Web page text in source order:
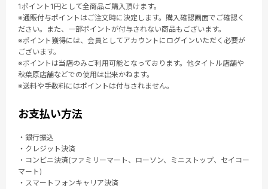
1ポイント1円として全商品ご購入頂けます。
※通販付与ポイントはご注文時に決定します。購入確認画面でご確認く
ださい。また、一部ポイントが付与されない商品もございます。
※ポイント獲得には、会員としてアカウントにログインいただく必要が
ございます。
※ポイントは当店のみご利用可能となっております。他タイトル店舗や
秋葉原店舗などでの使用は出来かねます。
※送料や手数料にはポイントは付与されません。
お支払い方法
・銀行振込
・クレジット決済
・コンビニ決済(ファミリーマート、ローソン、ミニストップ、セイコー
マート)
・スマートフォンキャリア決済